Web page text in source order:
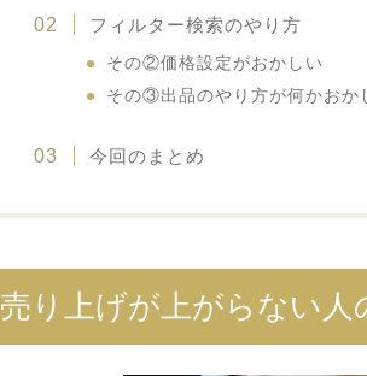
フィルター検索のやり方
その②価格設定がおかしい
その③出品のやり方が何かおか
今回のまとめ
売り上げが上がらない人